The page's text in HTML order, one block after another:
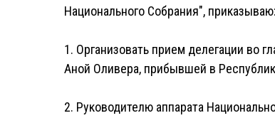
Национального Собрания", приказываю:
1. Организовать прием делегации во
Аной Оливера, прибывшей в
2. Руководителю аппарата